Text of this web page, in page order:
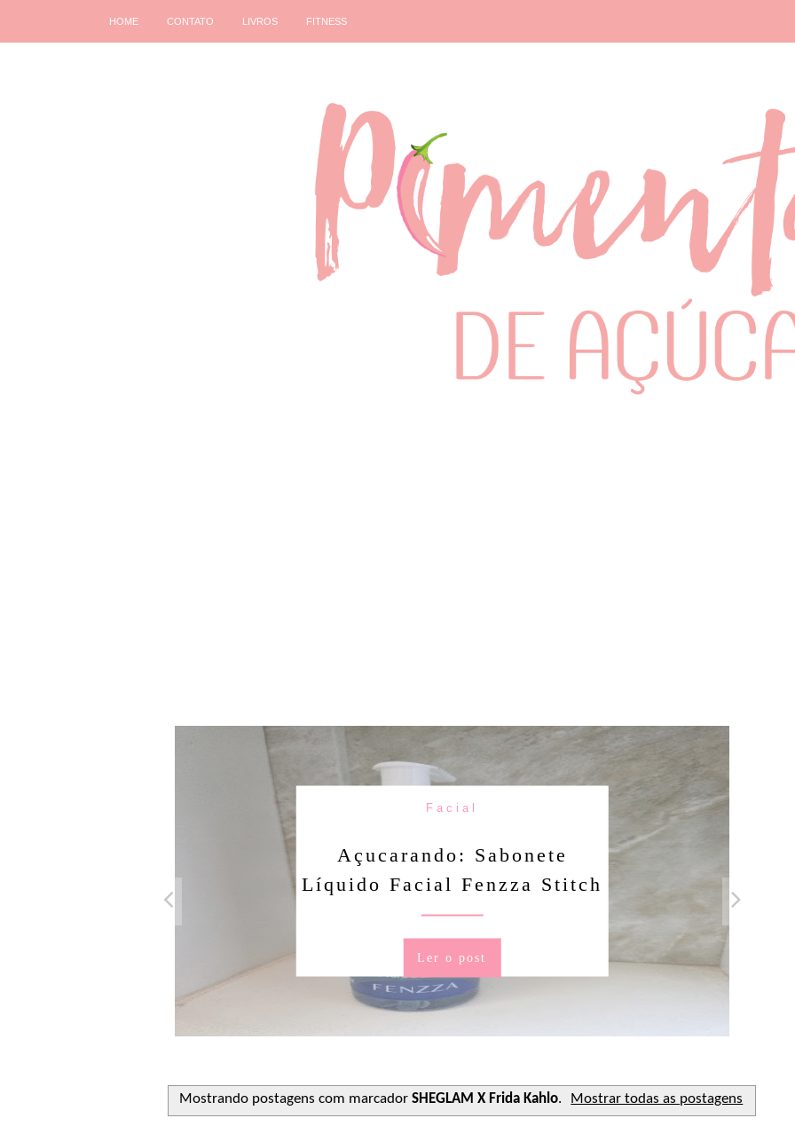
HOME CONTATO LIVROS FITNESS
Facial
Açucarando: Sabonete
Líquido Facial Fenzza Stitch
Ler o post
Mostrando postagens com marcador SHEGLAM X Frida Kahlo. Mostrar todas as postagens